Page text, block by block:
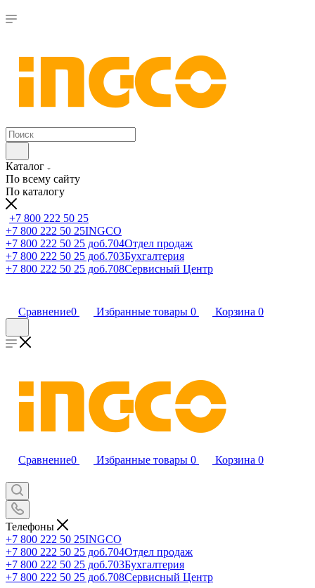
Каталог
По всему сайту
По каталогу
+7 800 222 50 25
+7 800 222 50 25INGCO
+7 800 222 50 25 доб.704Отдел продаж
+7 800 222 50 25 доб.703Бухгалтерия
+7 800 222 50 25 доб.708Сервисный Центр
Сравнение0 Избранные товары 0 Корзина 0
Сравнение0 Избранные товары 0 Корзина 0
Телефоны
+7 800 222 50 25INGCO
+7 800 222 50 25 доб.704Отдел продаж
+7 800 222 50 25 доб.703Бухгалтерия
+7 800 222 50 25 доб.708Сервисный Центр